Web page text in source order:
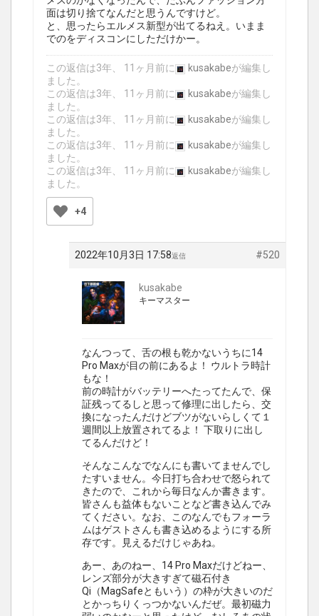
面は切り捨てなんだと思うんですけど。
と、思ったらエルメス新型が出てるねえ。いまま
でのをディスコンにしただけかー。
この返信は3年、 11ヶ月前に kusakabeが編集し
ました。
この返信は3年、 11ヶ月前に
kusakabeが編集し
ました。
この返信は3年、 11ヶ月前に
kusakabeが編集し
ました。
この返信は3年、 11ヶ月前に
kusakabeが編集し
ました。
この返信は3年、 11ヶ月前に
kusakabeが編集し
ました。
+4
2022年10月3日 17:58 #520
返信
kusakabe
キーマスター
なんつって、舌の根も乾かないうちに14
Pro Maxが目の前にあるよ！ ウルトラ時計
もな！
前の時計がバッテリーへたってたんで、保
証残ってるしと思って修理に出したら、交
換になったんだけどブツがないらしくて１
週間以上放置されてるよ！ 下取りに出し
てるんだけど！
そんなこんなでなんにも書いてませんでし
たすいません。今日打ち合わせで怒られて
きたので、これから毎日なんか書きます。
皆さんも益体もないことなど書き込んでみ
てください。なお、このなんでもフォーラ
ムはゲストさんも書き込めるようにする所
存です。見えるだけじゃあね。
あー、あのねー、14 Pro Maxだけどねー、
レンズ部分が大きすぎて磁石付き
Qi（MagSafeともいう）の枠が大きいのだ
とかっちりくっつかないんだぜ。最初磁力